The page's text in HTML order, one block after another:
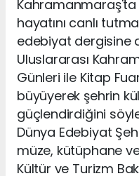
hayatını canlı
edebiyat dergisine
Uluslararası
Günleri ile Kitap
büyüyerek şehrin
güçlendirdiğini
Dünya Edebiyat
müze, kütüphane
Kültür ve Turizm